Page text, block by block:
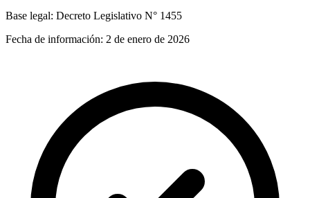
Base legal: Decreto Legislativo N° 1455
Fecha de información: 2 de enero de 2026